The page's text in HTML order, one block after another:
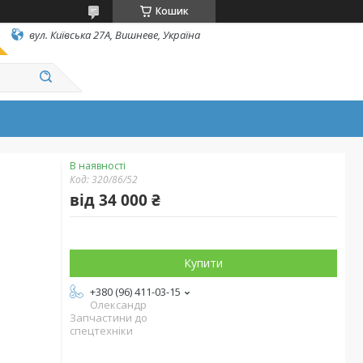
Кошик
вул. Київська 27А, Вишневе, Україна
В наявності
Код:320/86/52
від34 000 ₴
Купити
+380 (96) 411-03-15
Олександр
Запчастини до
спецтехніки